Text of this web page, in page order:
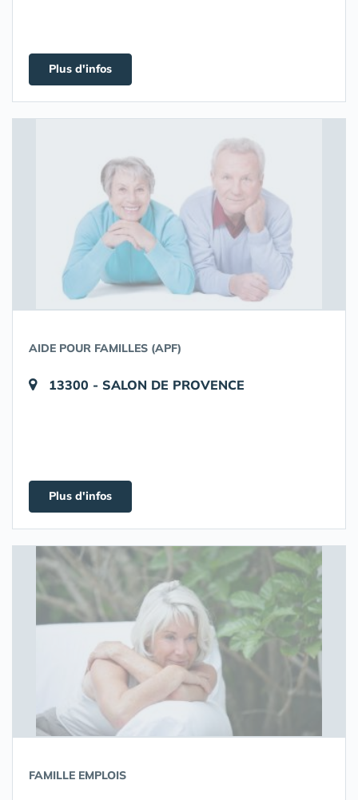
Plus d'infos
AIDE POUR FAMILLES (APF)
13300 - SALON DE PROVENCE
Plus d'infos
FAMILLE EMPLOIS